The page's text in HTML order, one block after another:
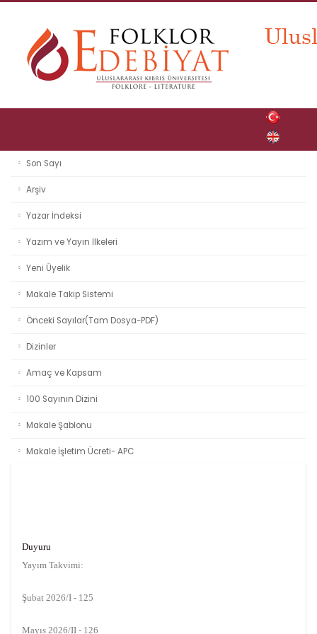
Son Sayı
Arşiv
Yazar İndeksi
Yazım ve Yayın İlkeleri
Yeni Üyelik
Makale Takip Sistemi
Önceki Sayılar(Tam Dosya-PDF)
Dizinler
Amaç ve Kapsam
100 Sayının Dizini
Makale Şablonu
Makale İşletim Ücreti- APC
Duyuru
Yayım Takvimi:
Şubat 2026/I - 125
Mayıs 2026/II - 126